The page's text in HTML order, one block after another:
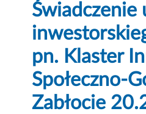
Świadczenie
pn. Klaster
Społeczno-
Zabłocie